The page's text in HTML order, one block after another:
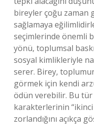
bireyler çoğu zaman
sağlamaya
seçimlerinde önemli
yönü, toplumsal
sosyal kimlikleriyle
serer. Birey,
görmek için kendi
ödün verebilir. Bu tür
karakterlerinin
zorlandığını açıkça